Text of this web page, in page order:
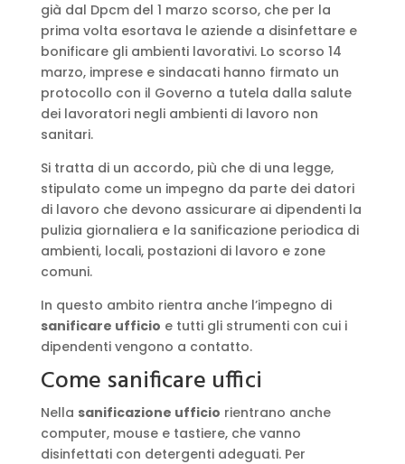
già dal Dpcm del 1 marzo scorso, che per la
prima volta esortava le aziende a disinfettare e
bonificare gli ambienti lavorativi. Lo scorso 14
marzo, imprese e sindacati hanno firmato un
protocollo con il Governo a tutela dalla salute
dei lavoratori negli ambienti di lavoro non
sanitari.
Si tratta di un accordo, più che di una legge,
stipulato come un impegno da parte dei datori
di lavoro che devono assicurare ai dipendenti la
pulizia giornaliera e la sanificazione periodica di
ambienti, locali, postazioni di lavoro e zone
comuni.
In questo ambito rientra anche l’impegno di
sanificare ufficio e tutti gli strumenti con cui i
dipendenti vengono a contatto.
Come sanificare uffici
Nella sanificazione ufficio rientrano anche
computer, mouse e tastiere, che vanno
disinfettati con detergenti adeguati. Per